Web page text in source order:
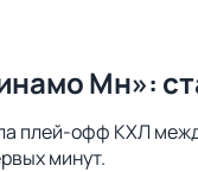
Мн»:
плей-офф КХЛ
минут.